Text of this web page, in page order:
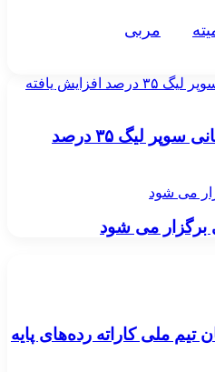
مربی
بودجه آذرخودرو برای قهرمانی سوپر لیگ ۳۵ درصد افزایش یافته
بودجه آذرخودرو برای قهرمانی سوپر لیگ ۳۵ درصد
می شود
برگزار می شود
ملی کاراته رده‌های پایه